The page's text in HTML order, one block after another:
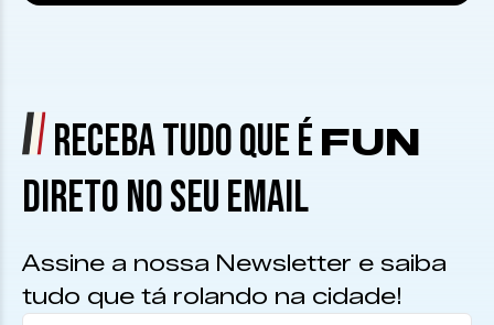
RECEBA TUDO QUE É FUN
DIRETO NO SEU EMAIL
Assine a nossa Newsletter e saiba
tudo que tá rolando na cidade!